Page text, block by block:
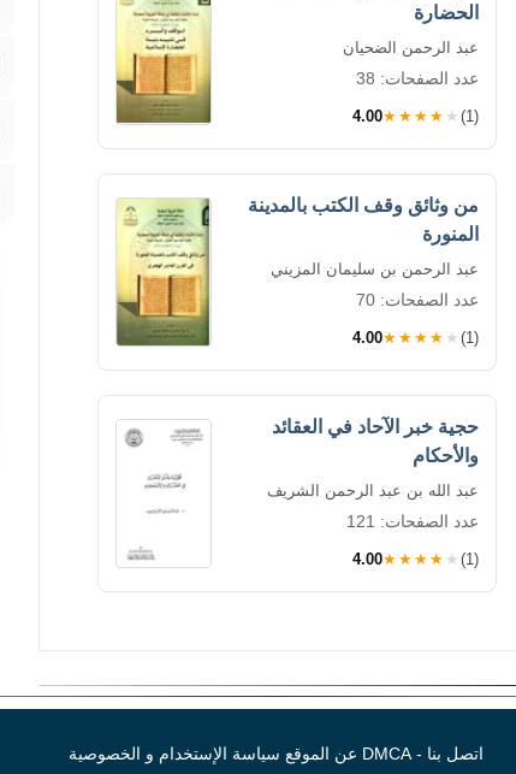
الحضارة
عبد الرحمن الضحيان
عدد الصفحات: 38
4.00★★★★★ (1)
من وثائق وقف الكتب بالمدينة
المنورة
عبد الرحمن بن سليمان المزيني
عدد الصفحات: 70
4.00★★★★★ (1)
حجية خبر الآحاد في العقائد
والأحكام
عبد الله بن عبد الرحمن الشريف
عدد الصفحات: 121
4.00★★★★★ (1)
اتصل بنا - DMCA عن الموقع سياسة الإستخدام و الخصوصية